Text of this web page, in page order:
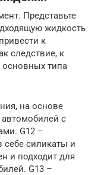
Представьте
жидкость
к
следствие, к
основных типа
на основе
с
G12 –
силикаты и
и подходит для
G13 –